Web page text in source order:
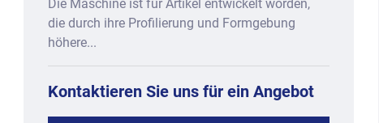
Die Maschine ist für Artikel entwickelt worden,
die durch ihre Profilierung und Formgebung
höhere...
Kontaktieren Sie uns für ein Angebot